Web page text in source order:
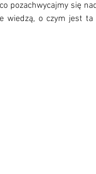
pozachwycajmy się
wiedzą, o czym jest